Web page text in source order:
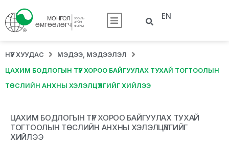
EN
НҮҮР ХУУДАС МЭДЭЭ, МЭДЭЭЛЭЛ
ЦАХИМ БОДЛОГЫН ТҮР ХОРОО БАЙГУУЛАХ ТУХАЙ ТОГТООЛЫН
ТӨСЛИЙН АНХНЫ ХЭЛЭЛЦҮҮЛГИЙГ ХИЙЛЭЭ
ЦАХИМ БОДЛОГЫН ТҮР ХОРОО БАЙГУУЛАХ ТУХАЙ
ТОГТООЛЫН ТӨСЛИЙН АНХНЫ ХЭЛЭЛЦҮҮЛГИЙГ
ХИЙЛЭЭ